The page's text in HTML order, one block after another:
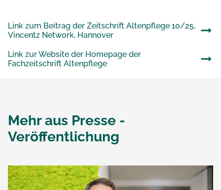
Link zum Beitrag der Zeitschrift Altenpflege 10/25,
Vincentz Network, Hannover
Link zur Website der Homepage der
Fachzeitschrift Altenpflege
Mehr aus Presse -
Veröffentlichung